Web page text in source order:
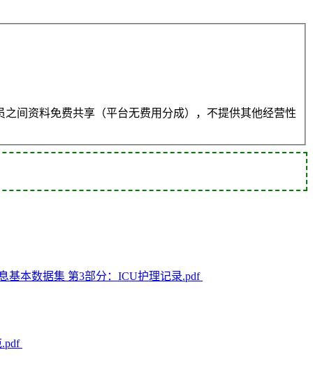
间资料免费共享（平台无费用分成），不提供其他经营性
基本数据集 第3部分：ICU护理记录.pdf